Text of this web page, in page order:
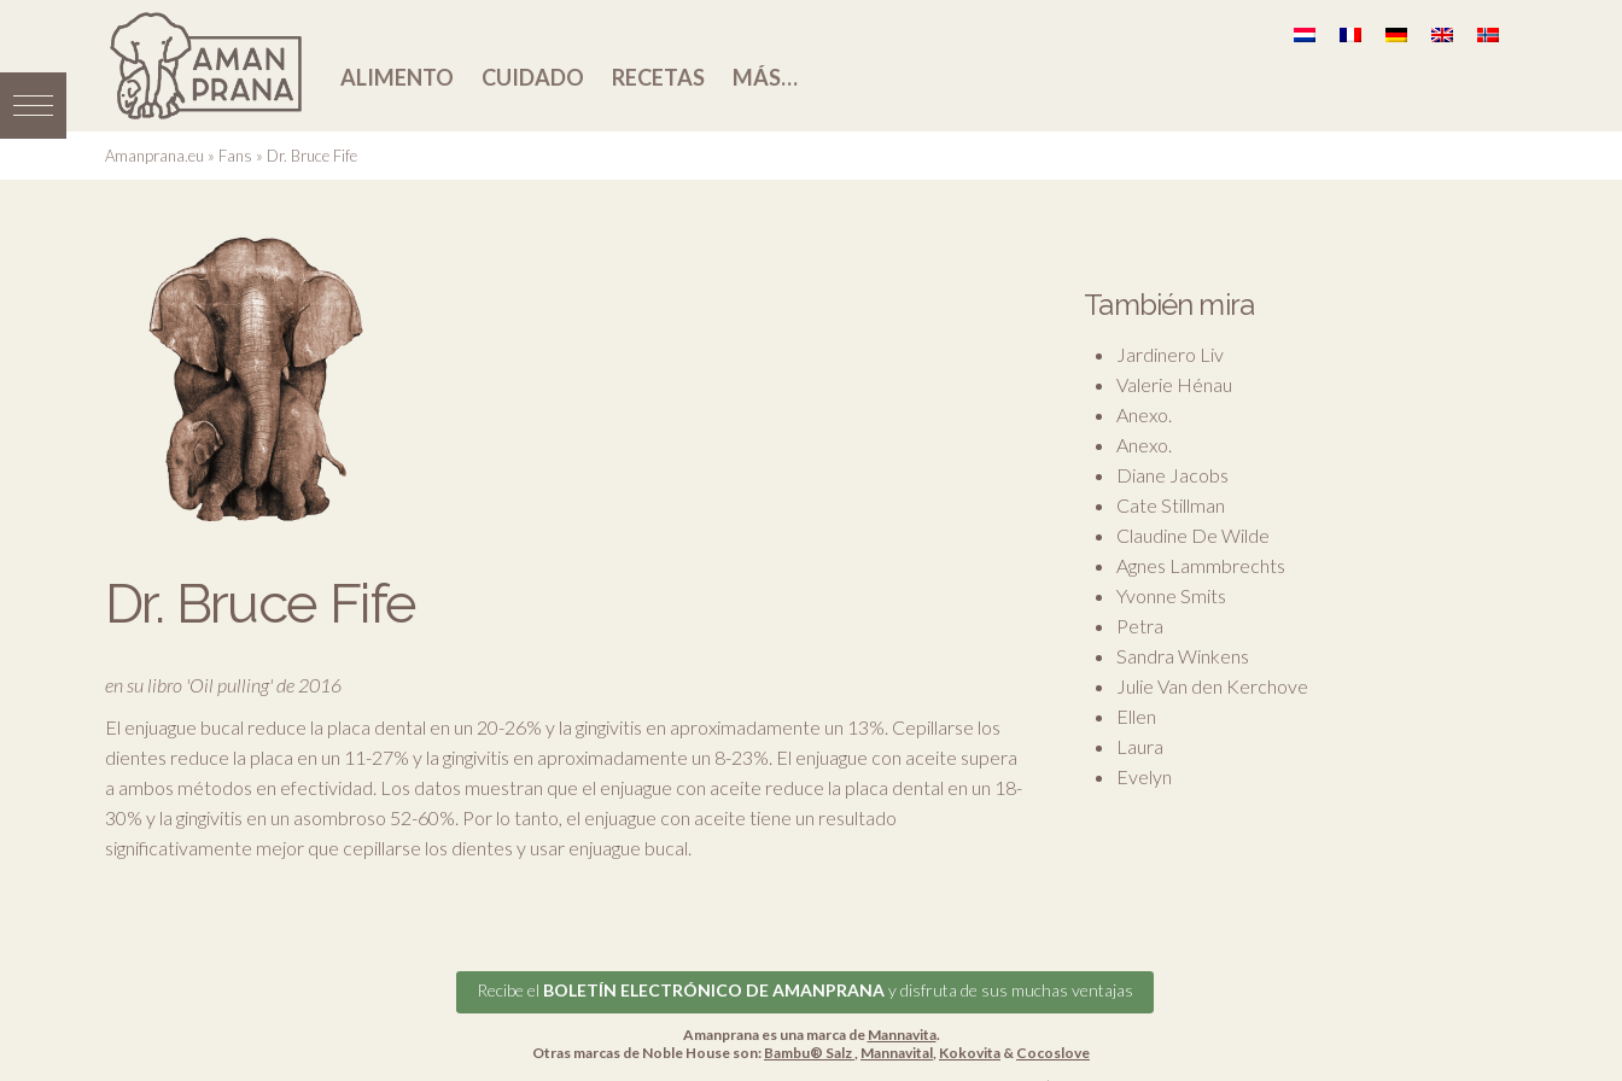
ALIMENTO CUIDADO RECETAS MÁS…
Amanprana.eu » Fans » Dr. Bruce Fife
Dr. Bruce Fife
en su libro 'Oil pulling' de 2016
El enjuague bucal reduce la placa dental en un 20-26% y la gingivitis en aproximadamente un 13%. Cepillarse los
dientes reduce la placa en un 11-27% y la gingivitis en aproximadamente un 8-23%. El enjuague con aceite supera
a ambos métodos en efectividad. Los datos muestran que el enjuague con aceite reduce la placa dental en un 18-
30% y la gingivitis en un asombroso 52-60%. Por lo tanto, el enjuague con aceite tiene un resultado
significativamente mejor que cepillarse los dientes y usar enjuague bucal.
También mira
Jardinero Liv
Valerie Hénau
Anexo.
Anexo.
Diane Jacobs
Cate Stillman
Claudine De Wilde
Agnes Lammbrechts
Yvonne Smits
Petra
Sandra Winkens
Julie Van den Kerchove
Ellen
Laura
Evelyn
Recibe el BOLETÍN ELECTRÓNICO DE AMANPRANAy disfruta de sus muchas ventajas
Amanprana es una marca de Mannavita.
Otras marcas de Noble House son: Bambu® Salz, Mannavital, Kokovita & Cocoslove